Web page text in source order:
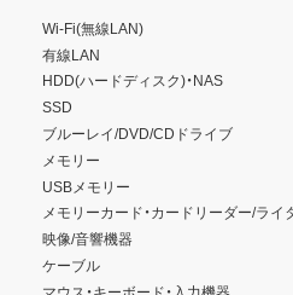
Wi-Fi(無線LAN)
有線LAN
HDD(ハードディスク)・NAS
SSD
ブルーレイ/DVD/CDドライブ
メモリー
USBメモリー
メモリーカード・カードリーダー/ライ
映像/音響機器
ケーブル